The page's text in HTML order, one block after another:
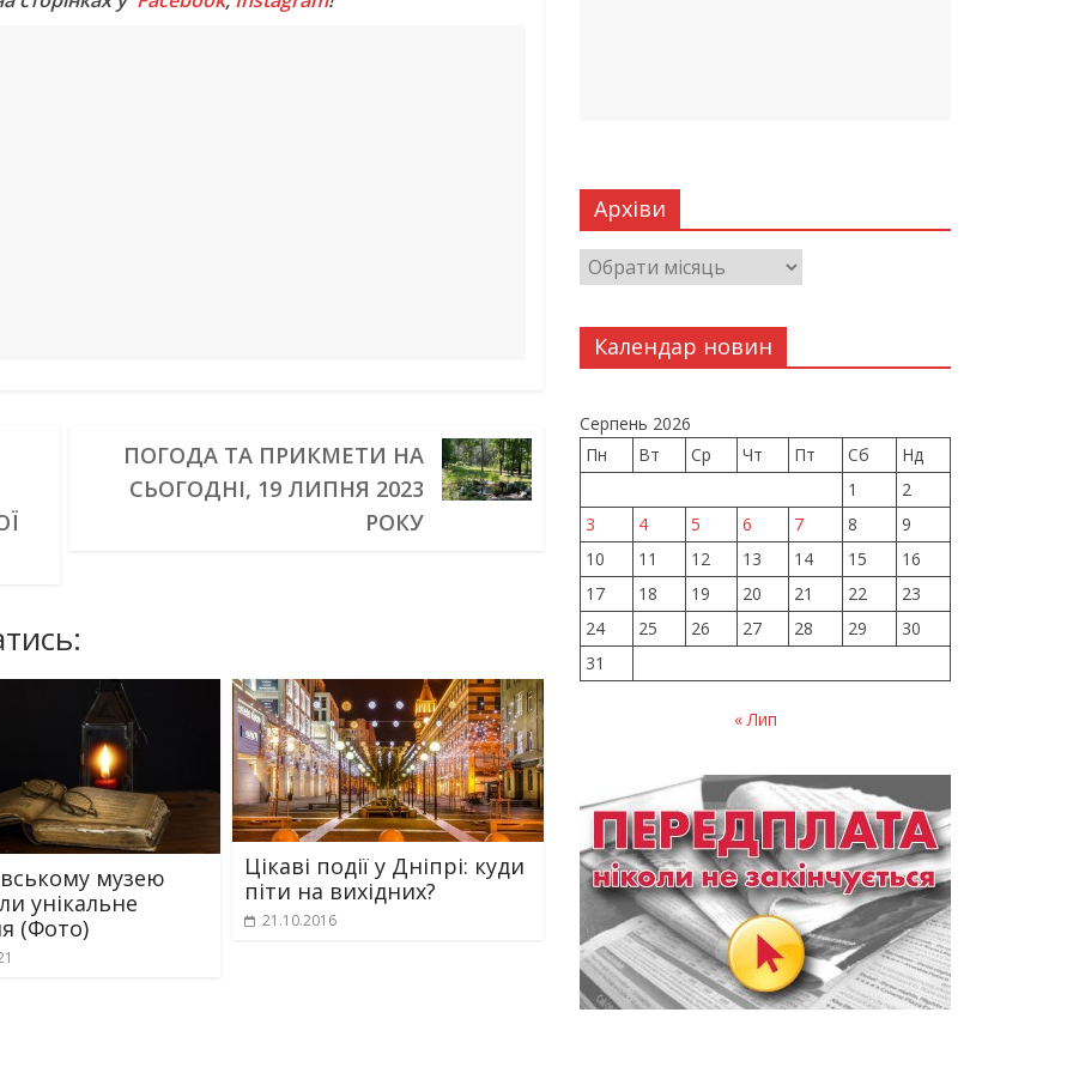
ПОГОДА ТА ПРИКМЕТИ НА
СЬОГОДНІ, 19 ЛИПНЯ 2023
РОКУ
музею
унікальне
(Фото)
Цікаві події у Дніпрі: куди
піти на вихідних?
21.10.2016
Архіви
Календар новин
Серпень 2026
Пн
Вт Ср Чт Пт Сб
Нд
1
2
3
4 5 6 7 8
9
10
11 12 13 14 15
16
17
18 19 20 21 22
23
24
25 26 27 28 29
30
31
« Лип